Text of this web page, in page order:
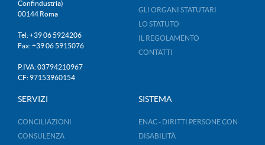
Confindustria)
00144 Roma
Tel: +39 06 5924206
Fax: +39 06 5915076
P.IVA: 03794210967
CF: 97153960154
GLI ORGANI STATUTARI
LO STATUTO
IL REGOLAMENTO
CONTATTI
SERVIZI
CONCILIAZIONI
CONSULENZA
SISTEMA
ENAC - DIRITTI PERSONE CON
DISABILITÀ